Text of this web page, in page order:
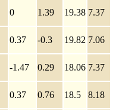
0 1.39 19.38 7.37
0.37 -0.3 19.82 7.06
-1.47 0.29 18.06 7.37
0.37 0.76 18.5 8.18